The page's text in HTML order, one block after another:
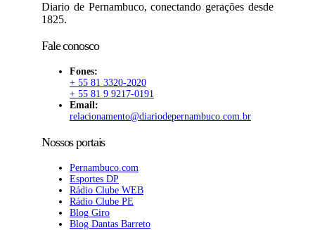
Diario de Pernambuco, conectando gerações desde
1825.
Fale conosco
Fones:
+ 55 81 3320-2020
+ 55 81 9 9217-0191
Email:
relacionamento@diariodepernambuco.com.br
Nossos portais
Pernambuco.com
Esportes DP
Rádio Clube WEB
Rádio Clube PE
Blog Giro
Blog Dantas Barreto